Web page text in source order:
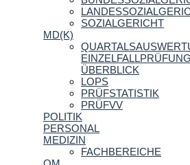
SOZIALGERICHT
MD(K)
ÜBERBLICK
LOPS
PRÜFSTATISTIK
PRÜFVV
POLITIK
PERSONAL
MEDIZIN
FACHBEREICHE